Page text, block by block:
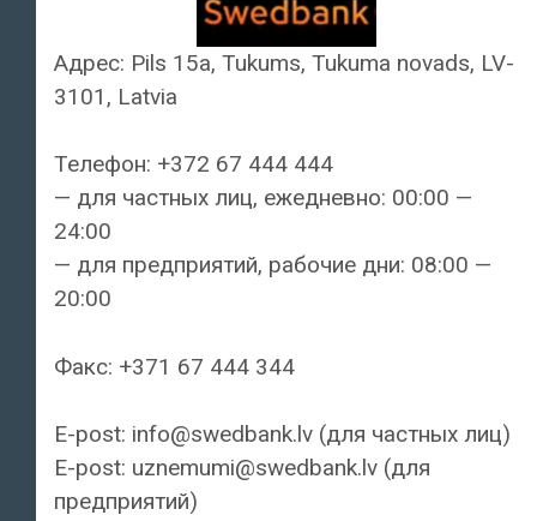
Адрес: Pils 15a, Tukums, Tukuma novads, LV-
3101, Latvia
Телефон: +372 67 444 444
— для частных лиц, ежедневно: 00:00 —
24:00
— для предприятий, рабочие дни: 08:00 —
20:00
Факс: +371 67 444 344
E-post: info@swedbank.lv (для частных лиц)
E-post: uznemumi@swedbank.lv (для
предприятий)